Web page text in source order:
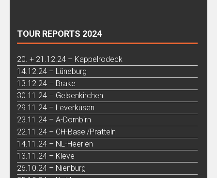
TOUR REPORTS 2024
20. + 21.12.24 – Kappelrodeck
14.12.24 – Lüneburg
13.12.24 – Brake
30.11.24 – Gelsenkirchen
29.11.24 – Leverkusen
23.11.24 – A-Dornbirn
22.11.24 – CH-Basel/Pratteln
14.11.24 – NL-Heerlen
13.11.24 – Kleve
26.10.24 – Nienburg